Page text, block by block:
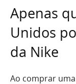
Apenas
Unidos
da Nike
Ao comprar